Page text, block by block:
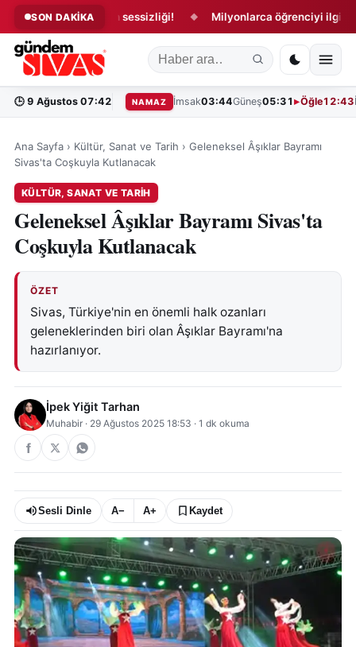
SON DAKİKA
açılışında tribün sessizliği! ◆ Milyonlarca öğrenciyi
🕒 9 Ağustos 07:42 NAMAZ İmsak03:44Güneş05:31 Öğle12:43
Ana Sayfa › Kültür, Sanat ve Tarih › Geleneksel Âşıklar Bayramı
Sivas'ta Coşkuyla Kutlanacak
KÜLTÜR, SANAT VE TARIH
Geleneksel Âşıklar Bayramı Sivas'ta
Coşkuyla Kutlanacak
ÖZET
Sivas, Türkiye'nin en önemli halk ozanları
geleneklerinden biri olan Âşıklar Bayramı'na
hazırlanıyor.
İpek Yiğit Tarhan
Muhabir · 29 Ağustos 2025 18:53 · 1 dk okuma
Sesli Dinle A− A+ Kaydet